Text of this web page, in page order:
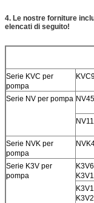
4. Le nostre forniture
elencati di seguito!
Serie KVC per
pompa
Serie NV per pompa
Serie NVK per
pompa
Serie K3V per
pompa